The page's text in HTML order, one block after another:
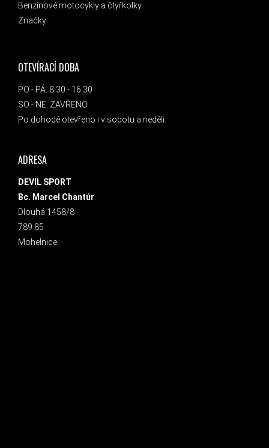
Benzínové motocykly a čtyřkolky
Značky
OTEVÍRACÍ DOBA
PO - PÁ: 8:30 - 16:30
SO - NE: ZAVŘENO
Po dohodě otevřeno i v sobotu a neděli.
ADRESA
DEVIL SPORT
Bc. Marcel Chantúr
Dlouhá 1458/8
789 85
Mohelnice